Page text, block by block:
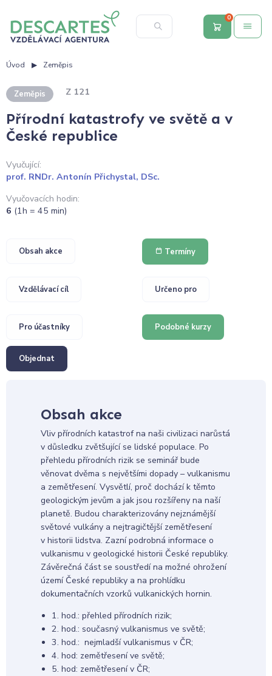
0
Úvod Zeměpis
Zeměpis Z 121
Přírodní katastrofy ve světě a v
České republice
Vyučující:
prof. RNDr. Antonín Přichystal, DSc.
Vyučovacích hodin:
6 (1h = 45 min)
Obsah akce Termíny
Vzdělávací cíl Určeno pro
Pro účastníky Podobné kurzy
Objednat
Obsah akce
Vliv přírodních katastrof na naši civilizaci narůstá
v důsledku zvětšující se lidské populace. Po
přehledu přírodních rizik se seminář bude
věnovat dvěma s největšími dopady – vulkanismu
a zemětřesení. Vysvětlí, proč dochází k těmto
geologickým jevům a jak jsou rozšířeny na naší
planetě. Budou charakterizovány nejznámější
světové vulkány a nejtragičtější zemětřesení
v historii lidstva. Zazní podrobná informace o
vulkanismu v geologické historii České republiky.
Závěrečná část se soustředí na možné ohrožení
území České republiky a na prohlídku
dokumentačních vzorků vulkanických hornin.
1. hod.: přehled přírodních rizik;
2. hod.: současný vulkanismus ve světě;
3. hod.: nejmladší vulkanismus v ČR;
4. hod: zemětřesení ve světě;
5. hod: zemětřesení v ČR;